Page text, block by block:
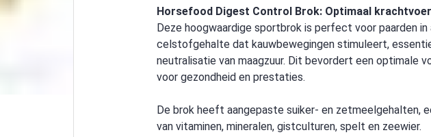
Horsefood Digest Control Brok: Optimaal
Deze hoogwaardige sportbrok is perfect voor paarden
celstofgehalte dat kauwbewegingen stimuleert,
neutralisatie van maagzuur. Dit bevordert een optimale
voor gezondheid en prestaties.
De brok heeft aangepaste suiker- en zetmeelgehalten,
van vitaminen, mineralen, gistculturen, spelt en zeewier.